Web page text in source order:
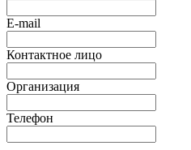
E-mail
Контактное лицо
Организация
Телефон